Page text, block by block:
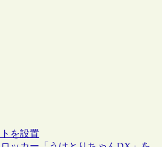
を設置